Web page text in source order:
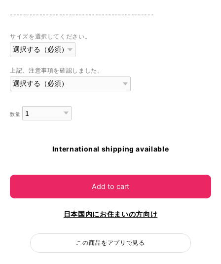
--------------------------------------------
サイズを選択してください。
上記、注意事項を確認しました。
数量
International shipping available
Add to cart
日本国内にお住まいの方向け
この商品をアプリで見る